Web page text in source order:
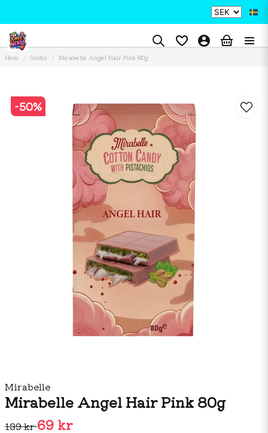
Hem Godis Mirabelle Angel Hair Pink 80g
-50%
Mirabelle
Mirabelle Angel Hair Pink 80g
139 kr69 kr